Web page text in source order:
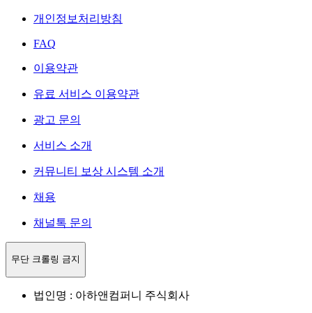
개인정보처리방침
FAQ
이용약관
유료 서비스 이용약관
광고 문의
서비스 소개
커뮤니티 보상 시스템 소개
채용
채널톡 문의
무단 크롤링 금지
법인명 : 아하앤컴퍼니 주식회사